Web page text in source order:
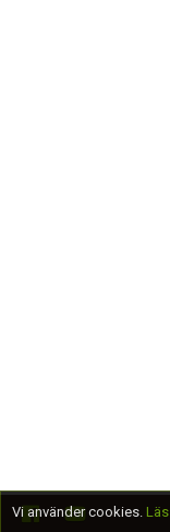
Vi använder cookies.